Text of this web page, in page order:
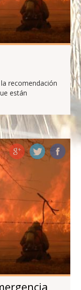
recomendación
están